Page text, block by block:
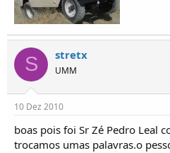
S stretx
UMM
10 Dez 2010
boas pois foi Sr Zé Pedro Leal
trocamos umas palavras.o